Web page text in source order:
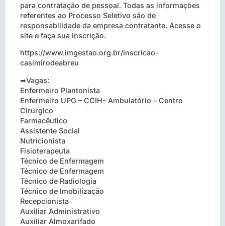
para contratação de pessoal. Todas as informações
referentes ao Processo Seletivo são de
responsabilidade da empresa contratante. Acesse o
site e faça sua inscrição.
https://www.imgestao.org.br/inscricao-
casimirodeabreu
➡Vagas:
Enfermeiro Plantonista
Enfermeiro UPG – CCIH- Ambulatório – Centro
Cirúrgico
Farmacêutico
Assistente Social
Nutricionista
Fisioterapeuta
Técnico de Enfermagem
Técnico de Enfermagem
Técnico de Radiologia
Técnico de Imobilização
Recepcionista
Auxiliar Administrativo
Auxiliar Almoxarifado